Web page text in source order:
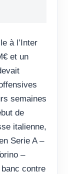
à l’Inter
et un
semaines
de
italienne,
Serie A –
–
contre